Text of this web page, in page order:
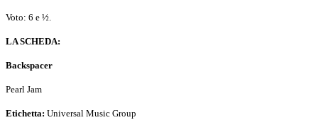
Voto: 6 e ½.
LA SCHEDA:
Backspacer
Pearl Jam
Etichetta: Universal Music Group